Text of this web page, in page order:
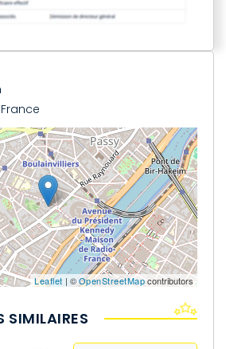
France
Leaflet | ©OpenStreetMapcontributors
SIMILAIRES